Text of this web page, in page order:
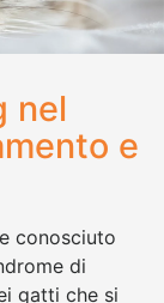
nel
e
conosciuto
di
gatti che si